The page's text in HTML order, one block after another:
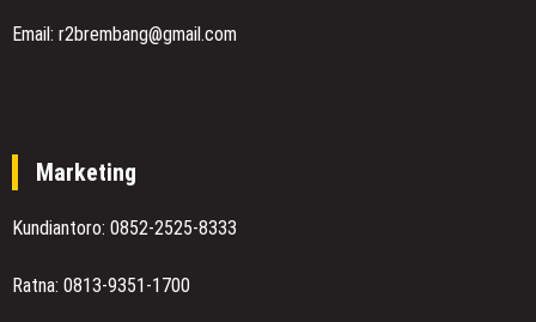
Email: r2brembang@gmail.com
Marketing
Kundiantoro: 0852-2525-8333
Ratna: 0813-9351-1700